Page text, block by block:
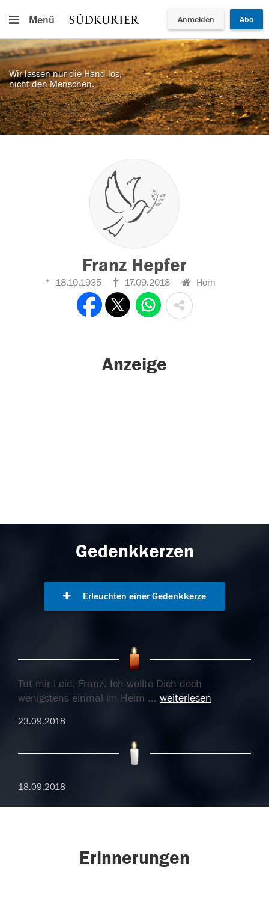
Menü Anmelden Abo
Wir lassen nur die Hand los,
nicht den Menschen.
Franz Hepfer
18.10.1935 17.09.2018 Horn
Anzeige
Gedenkkerzen
Erleuchten einer Gedenkkerze
Tut mir Leid, Franz. Ich wollte Dich doch
wenigstens einmal im Heim ... weiterlesen
23.09.2018
18.09.2018
Erinnerungen